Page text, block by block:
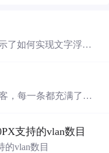
了如何实现文字浮动
，文中还包含了对CS
增加了互动性和趣味
，每一条都充满了甜
闪耀。这些话语如同
到爱的力量和美好。
支持的vlan数目
的vlan数目